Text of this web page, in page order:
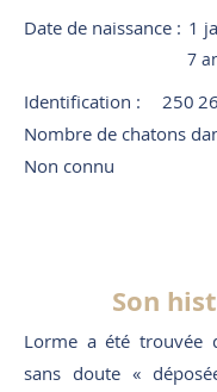
Date de naissance :1
7
Identification :
250
Nombre de chatons
Non connu
Son
Lorme a été trouvée
sans doute «